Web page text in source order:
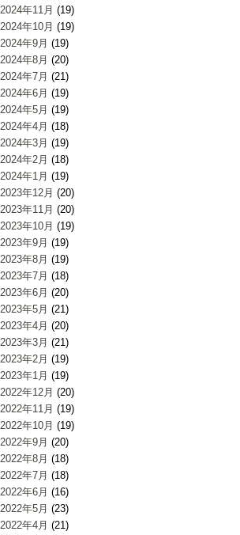
2024年11月 (19)
2024年10月 (19)
2024年9月 (19)
2024年8月 (20)
2024年7月 (21)
2024年6月 (19)
2024年5月 (19)
2024年4月 (18)
2024年3月 (19)
2024年2月 (18)
2024年1月 (19)
2023年12月 (20)
2023年11月 (20)
2023年10月 (19)
2023年9月 (19)
2023年8月 (19)
2023年7月 (18)
2023年6月 (20)
2023年5月 (21)
2023年4月 (20)
2023年3月 (21)
2023年2月 (19)
2023年1月 (19)
2022年12月 (20)
2022年11月 (19)
2022年10月 (19)
2022年9月 (20)
2022年8月 (18)
2022年7月 (18)
2022年6月 (16)
2022年5月 (23)
2022年4月 (21)